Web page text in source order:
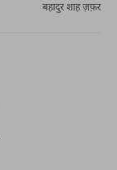
बहादुर शाह ज़फ़र